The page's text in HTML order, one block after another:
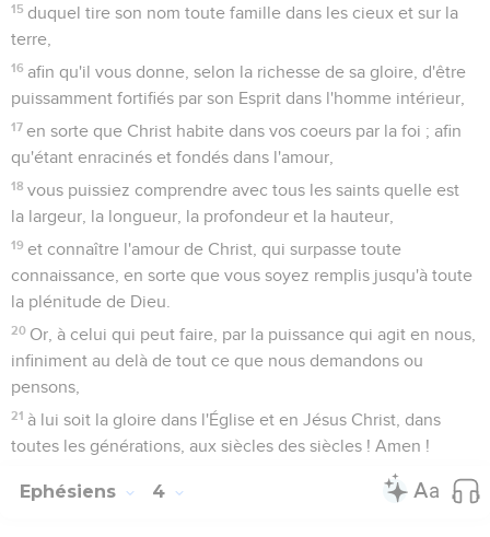
15 duquel tire son nom toute famille dans les cieux et sur la
terre,
16 afin qu'il vous donne, selon la richesse de sa gloire, d'être
puissamment fortifiés par son Esprit dans l'homme intérieur,
17 en sorte que Christ habite dans vos coeurs par la foi ; afin
qu'étant enracinés et fondés dans l'amour,
18 vous puissiez comprendre avec tous les saints quelle est
la largeur, la longueur, la profondeur et la hauteur,
19 et connaître l'amour de Christ, qui surpasse toute
connaissance, en sorte que vous soyez remplis jusqu'à toute
la plénitude de Dieu.
20 Or, à celui qui peut faire, par la puissance qui agit en nous,
infiniment au delà de tout ce que nous demandons ou
pensons,
21 à lui soit la gloire dans l'Église et en Jésus Christ, dans
toutes les générations, aux siècles des siècles ! Amen !
Ephésiens 4